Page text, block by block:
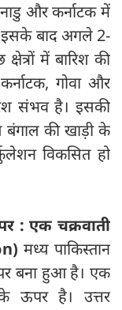
और कर्नाटक में
इसके बाद अगले 2-
में बारिश की
गोवा और
संभव है। इसकी
की खाड़ी के
विकसित हो
: एक चक्रवाती
मध्य पाकिस्तान
बना हुआ है। एक
के ऊपर है। उत्तर